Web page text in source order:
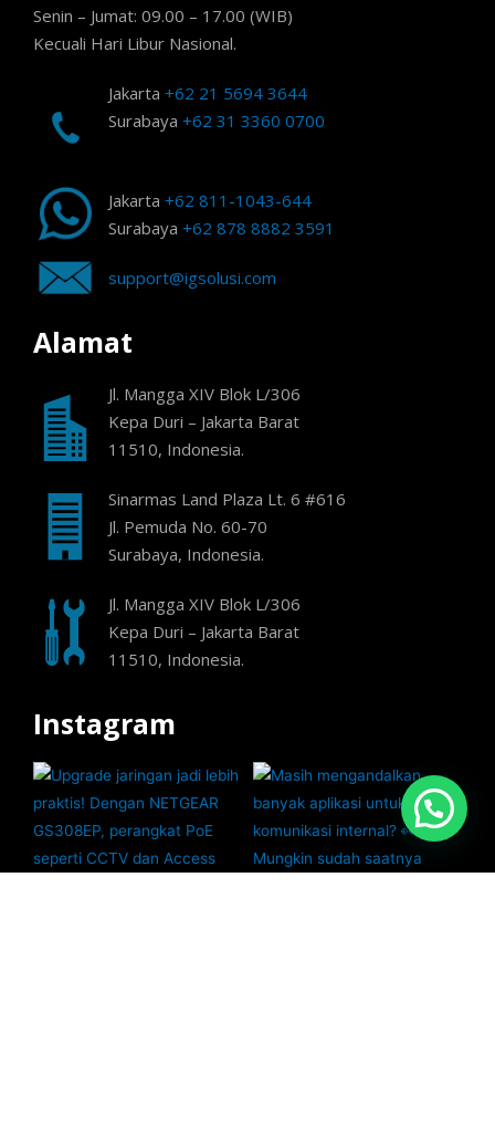
Senin – Jumat: 09.00 – 17.00 (WIB)
Kecuali Hari Libur Nasional.
Jakarta +62 21 5694 3644
Surabaya +62 31 3360 0700
Jakarta +62 811-1043-644
Surabaya +62 878 8882 3591
support@igsolusi.com
Alamat
Jl. Mangga XIV Blok L/306
Kepa Duri – Jakarta Barat
11510, Indonesia.
Sinarmas Land Plaza Lt. 6 #616
Jl. Pemuda No. 60-70
Surabaya, Indonesia.
Jl. Mangga XIV Blok L/306
Kepa Duri – Jakarta Barat
11510, Indonesia.
Instagram